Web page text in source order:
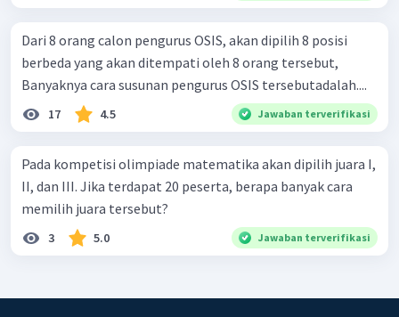
Dari 8 orang calon pengurus OSIS, akan dipilih 8 posisi
berbeda yang akan ditempati oleh 8 orang tersebut,
Banyaknya cara susunan pengurus OSIS tersebutadalah....
17 4.5 Jawaban terverifikasi
Pada kompetisi olimpiade matematika akan dipilih juara I,
II, dan III. Jika terdapat 20 peserta, berapa banyak cara
memilih juara tersebut?
3 5.0 Jawaban terverifikasi